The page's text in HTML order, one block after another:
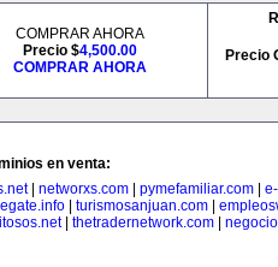
COMPRAR AHORA
Precio $4,500.00
COMPRAR AHORA
Precio
en venta:
| networxs.com| pymefamiliar.com|
| turismosanjuan.com|
| thetradernetwork.com|